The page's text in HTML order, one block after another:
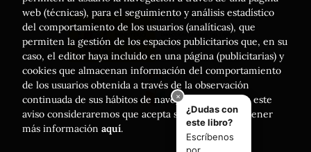
web (técnicas), para el seguimiento y análisis estadístico
del comportamiento de los usuarios (analíticas), que
permiten la gestión de los espacios publicitarios que, en su
caso, el editor haya incluido en una página (publicitarias) y
cookies que almacenan información del comportamiento
de los usuarios obtenida a través de la observación
continuada de sus hábitos de navegación. Si acepta este
aviso consideraremos que acepta su uso. Puede obtener
más información aquí.